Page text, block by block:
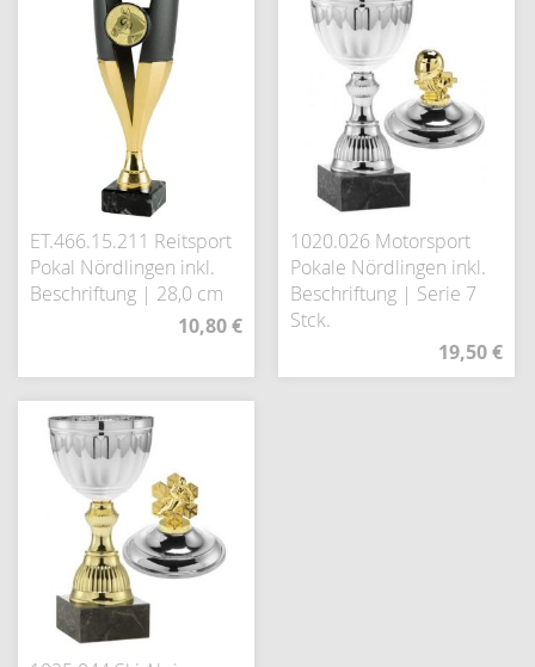
ET.466.15.211 Reitsport
Pokal Nördlingen inkl.
Beschriftung | 28,0 cm
10,80 €
1020.026 Motorsport
Pokale Nördlingen inkl.
Beschriftung | Serie 7
Stck.
19,50 €